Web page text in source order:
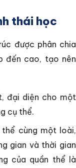
thái học
được phân chia
đến cao, tạo nên
đại diện cho một
cụ thể.
cùng một loài,
gian và thời gian
của quần thể là